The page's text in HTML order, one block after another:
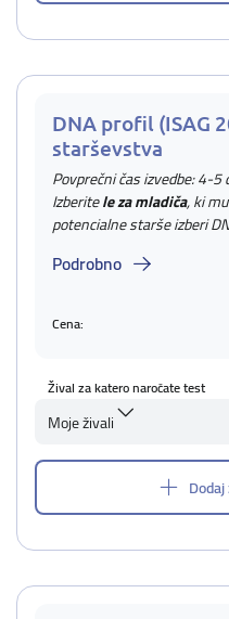
DNA profil (ISAG
starševstva
Povprečni čas izvedbe: 4-5
Izberitele za mladiča, ki
potencialne starše izberi
Podrobno
Cena:
Žival za katero naročate test
Moje živali